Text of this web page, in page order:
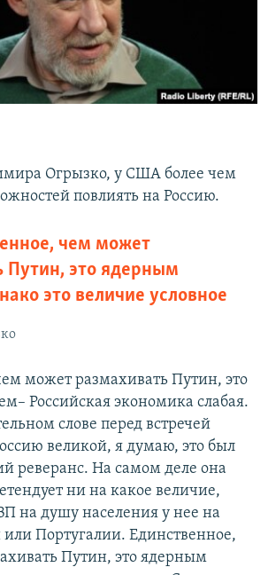
Огрызко, у США более чем
повлиять на Россию.
чем может
Путин, это ядерным
это величие условное
может размахивать Путин, это
Российская экономика слабая.
слове перед встречей
великой, я думаю, это был
реверанс. На самом деле она
ни на какое величие,
на душу населения у нее на
Португалии. Единственное,
Путин, это ядерным